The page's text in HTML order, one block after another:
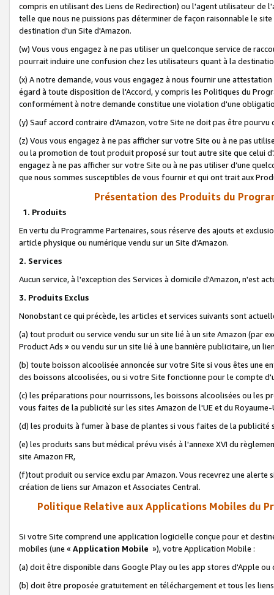
compris en utilisant des Liens de Redirection) ou l'agent utilisateur
telle que nous ne puissions pas déterminer de façon raisonnable le
destination d'un Site d'Amazon.
(w) Vous vous engagez à ne pas utiliser un quelconque service de
pourrait induire une confusion chez les utilisateurs quant à la
(x) A notre demande, vous vous engagez à nous fournir une
égard à toute disposition de l'Accord, y compris les Politiques du
conformément à notre demande constitue une violation d'une
(y) Sauf accord contraire d'Amazon, votre Site ne doit pas être
(z) Vous vous engagez à ne pas afficher sur votre Site ou à ne pas
ou la promotion de tout produit proposé sur tout autre site que celui
engagez à ne pas afficher sur votre Site ou à ne pas utiliser d’une
que nous sommes susceptibles de vous fournir et qui ont trait aux
Présentation des Produits du
1. Produits
En vertu du Programme Partenaires, sous réserve des ajouts et
article physique ou numérique vendu sur un Site d'Amazon.
2. Services
Aucun service, à l'exception des Services à domicile d'Amazon, n'est
3. Produits Exclus
Nonobstant ce qui précède, les articles et services suivants sont
(a) tout produit ou service vendu sur un site lié à un site Amazon (par
Product Ads » ou vendu sur un site lié à une bannière publicitaire, un
(b) toute boisson alcoolisée annoncée sur votre Site si vous êtes une
des boissons alcoolisées, ou si votre Site fonctionne pour le compte
(c) les préparations pour nourrissons, les boissons alcoolisées ou les
vous faites de la publicité sur les sites Amazon de l'UE et du Royaume-
(d) les produits à fumer à base de plantes si vous faites de la publicité
(e) les produits sans but médical prévu visés à l'annexe XVI du
site Amazon FR,
(f)tout produit ou service exclu par Amazon. Vous recevrez une alerte
création de liens sur Amazon et Associates Central.
Politique Relative aux Applications Mobiles du
Si votre Site comprend une application logicielle conçue pour et
mobiles (une « Application Mobile »), votre Application Mobile :
(a) doit être disponible dans Google Play ou les app stores d'Apple ou
(b) doit être proposée gratuitement en téléchargement et tous les